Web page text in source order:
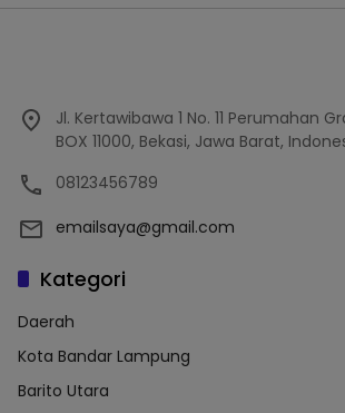
Jl. Kertawibawa 1 No. 11 Perumahan
BOX 11000, Bekasi, Jawa Barat,
08123456789
emailsaya@gmail.com
Kategori
Daerah
Kota Bandar Lampung
Barito Utara